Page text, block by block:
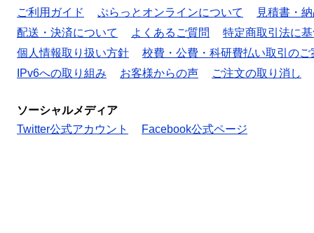
ご利用ガイド
ぷらっとオンラインについて
見積書・
配送・決済について
よくあるご質問
特定商取引法に
個人情報取り扱い方針
校費・公費・科研費払い取引のご
IPv6への取り組み
お客様からの声 ご注文の取り消し
ソーシャルメディア
Twitter公式アカウント
Facebook公式ページ